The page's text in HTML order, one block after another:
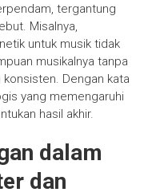
tergantung
Misalnya,
untuk musik tidak
musikalnya tanpa
Dengan kata
yang memengaruhi
hasil akhir.
dalam
dan